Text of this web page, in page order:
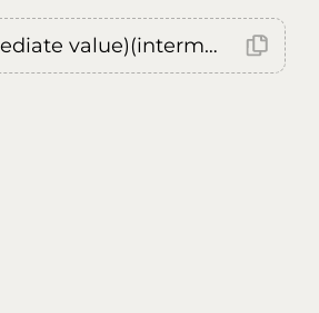
Error: (intermediate value)(intermediate value)(intermediate value).replaceAll is not a function